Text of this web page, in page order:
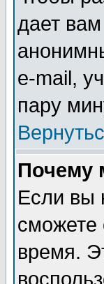
дает
e-mail,
пару
Почему
Если вы
сможете
время.